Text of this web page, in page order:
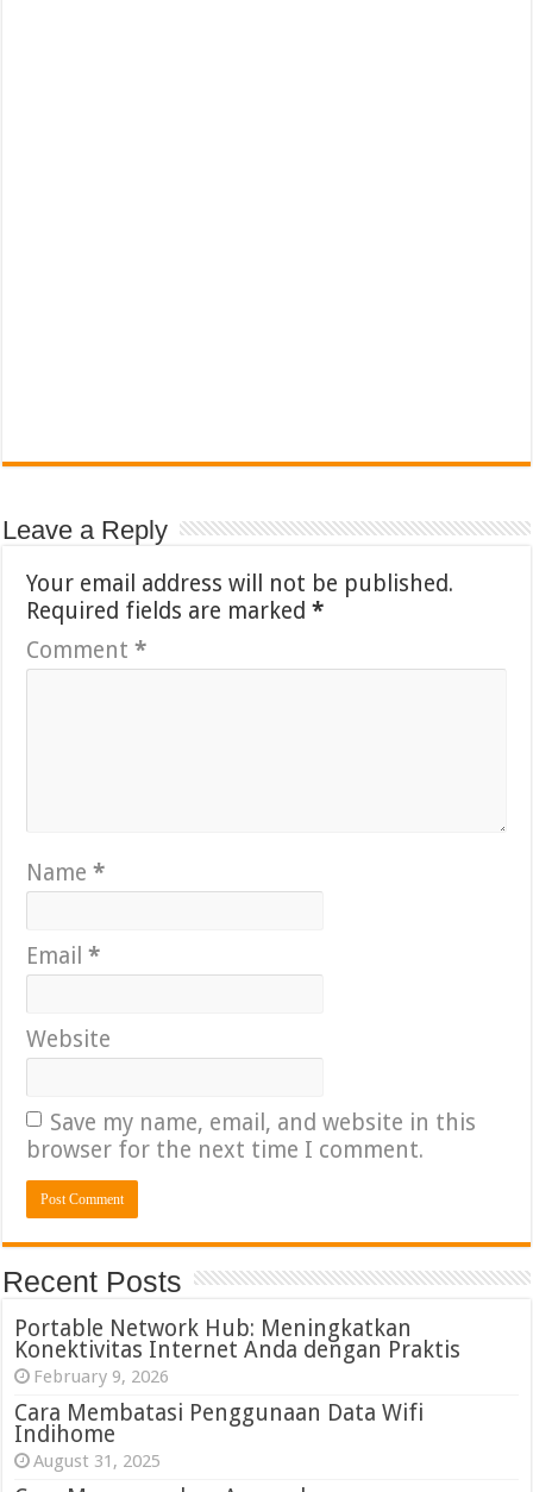
Leave a Reply
Your email address will not be published.
Required fields are marked*
Comment*
Name*
Email*
Website
Save my name, email, and website in this
browser for the next time I comment.
Recent Posts
Portable Network Hub: Meningkatkan
Konektivitas Internet Anda dengan Praktis
February 9, 2026
Cara Membatasi Penggunaan Data Wifi
Indihome
August 31, 2025